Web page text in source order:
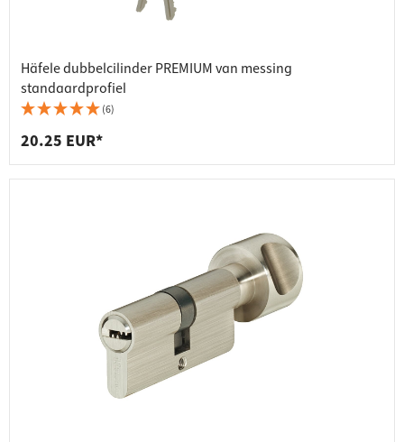
Häfele dubbelcilinder PREMIUM van messing
standaardprofiel
(6)
20.25 EUR*